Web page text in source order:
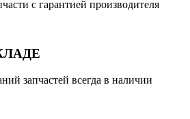
с гарантией производителя
запчастей всегда в наличии